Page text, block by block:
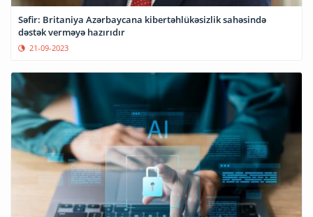
Səfir: Britaniya Azərbaycana kibertəhlükəsizlik sahəsində
dəstək verməyə hazırıdır
21-09-2023